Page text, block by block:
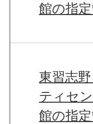
館の指
東習志
ティセ
館の指